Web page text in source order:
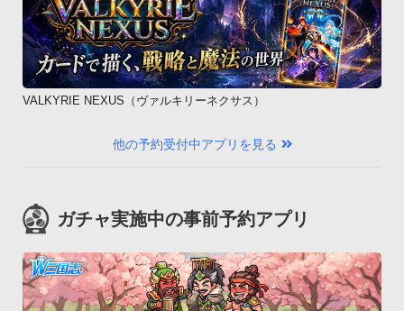
VALKYRIE NEXUS（ヴァルキリーネクサス）
他の予約受付中アプリを見る
ガチャ実施中の事前予約アプリ